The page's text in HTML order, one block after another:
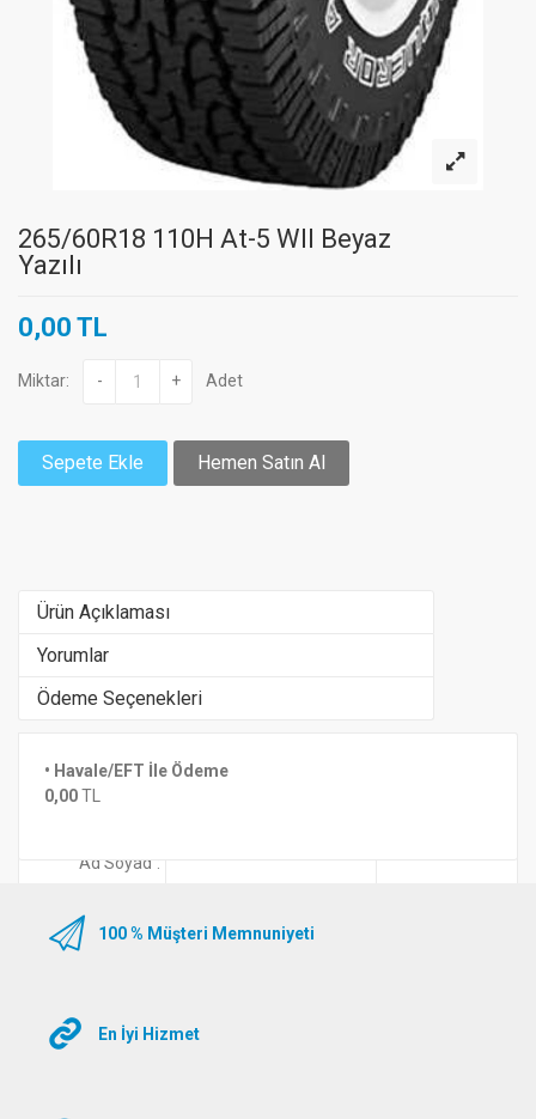
265/60R18 110H At-5 Wll Beyaz
Yazılı
0,00 TL
Miktar: - + Adet
Sepete Ekle Hemen Satın Al
Ürün Açıklaması
Yorumlar
Ödeme Seçenekleri
Henüz yorum yapılmamış
Ad Soyad
Güvenlik Kodu
• Havale/EFT İle Ödeme
0,00TL
Benzer Ürünler
100 % Müşteri Memnuniyeti
En İyi Hizmet